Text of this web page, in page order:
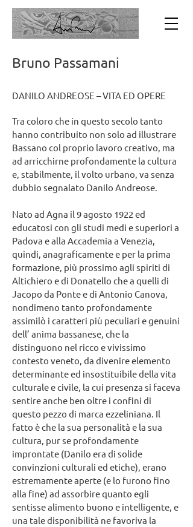
Bruno Passamani
DANILO ANDREOSE – VITA ED OPERE
Tra coloro che in questo secolo tanto
hanno contribuito non solo ad illustrare
Bassano col proprio lavoro creativo, ma
ad arricchirne profondamente la cultura
e, stabilmente, il volto urbano, va senza
dubbio segnalato Danilo Andreose.
Nato ad Agna il 9 agosto 1922 ed
educatosi con gli studi medi e superiori a
Padova e alla Accademia a Venezia,
quindi, anagraficamente e per la prima
formazione, più prossimo agli spiriti di
Altichiero e di Donatello che a quelli di
Jacopo da Ponte e di Antonio Canova,
nondimeno tanto profondamente
assimilò i caratteri più peculiari e genuini
dell’ anima bassanese, che la
distinguono nel ricco e vivissimo
contesto veneto, da divenire elemento
determinante ed insostituibile della vita
culturale e civile, la cui presenza si faceva
sentire anche ben oltre i confini di
questo pezzo di marca ezzeliniana. Il
fatto è che la sua personalità e la sua
cultura, pur se profondamente
improntate (Danilo era di solide
convinzioni culturali ed etiche), erano
estremamente aperte (e lo furono fino
alla fine) ad assorbire quanto egli
sentisse alimento buono e intelligente, e
una tale disponibilità ne favoriva la